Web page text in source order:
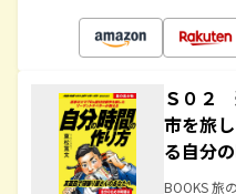
Ｓ０２
市を旅
る自分
BOOKS 旅